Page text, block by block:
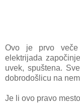
Ovo je prvo veče
elektrijada
uvek, spuštena.
dobrodošlicu na
Je li ovo pravo